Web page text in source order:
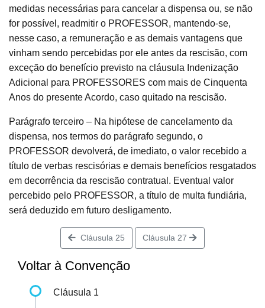
medidas necessárias para cancelar a dispensa ou, se não
for possível, readmitir o PROFESSOR, mantendo-se,
nesse caso, a remuneração e as demais vantagens que
vinham sendo percebidas por ele antes da rescisão, com
exceção do benefício previsto na cláusula Indenização
Adicional para PROFESSORES com mais de Cinquenta
Anos do presente Acordo, caso quitado na rescisão.
Parágrafo terceiro – Na hipótese de cancelamento da
dispensa, nos termos do parágrafo segundo, o
PROFESSOR devolverá, de imediato, o valor recebido a
título de verbas rescisórias e demais benefícios resgatados
em decorrência da rescisão contratual. Eventual valor
percebido pelo PROFESSOR, a título de multa fundiária,
será deduzido em futuro desligamento.
Cláusula 25 Cláusula 27
Voltar à Convenção
Cláusula 1